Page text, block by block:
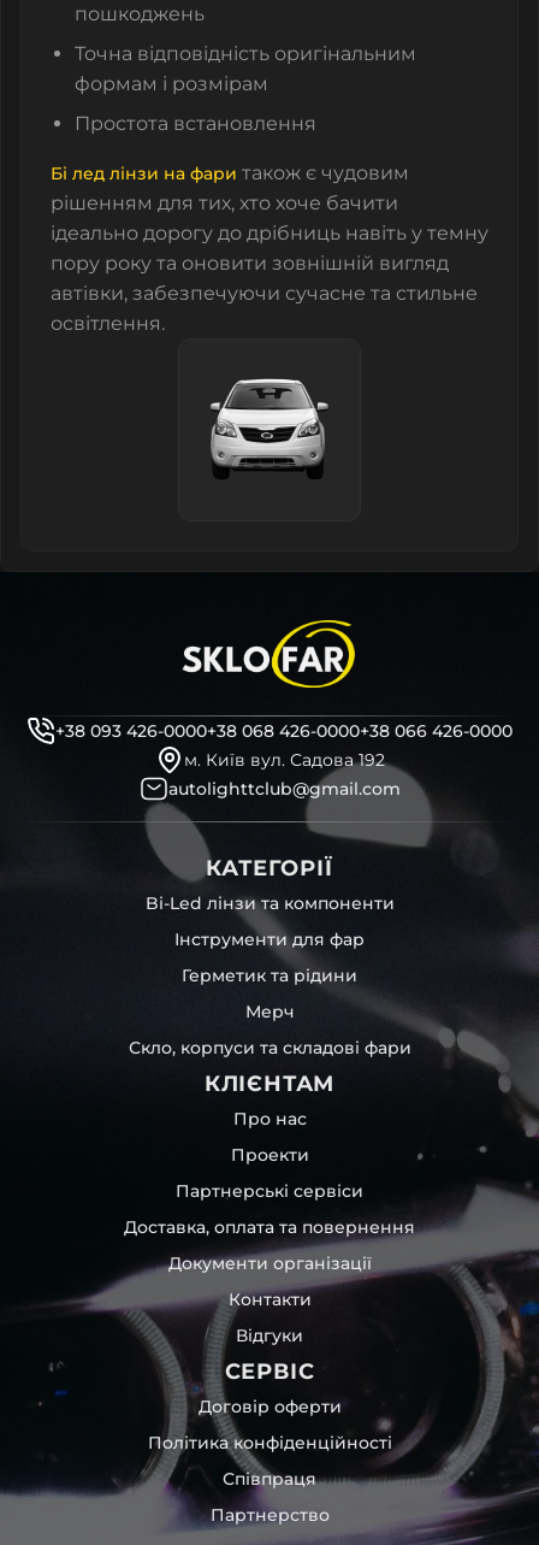
пошкоджень
Точна відповідність оригінальним
формам і розмірам
Простота встановлення
Бі лед лінзи на фари також є чудовим
рішенням для тих, хто хоче бачити
ідеально дорогу до дрібниць навіть у темну
пору року та оновити зовнішній вигляд
автівки, забезпечуючи сучасне та стильне
освітлення.
+38 093 426-0000+38 068 426-0000+38 066 426-0000
м. Київ вул. Садова 192
autolighttclub@gmail.com
КАТЕГОРІЇ
Bi-Led лінзи та компоненти
Інструменти для фар
Герметик та рідини
Мерч
Скло, корпуси та складові фари
КЛІЄНТАМ
Про нас
Проекти
Партнерські сервіси
Доставка, оплата та повернення
Документи організації
Контакти
Відгуки
СЕРВІС
Договір оферти
Політика конфіденційності
Співпраця
Партнерство